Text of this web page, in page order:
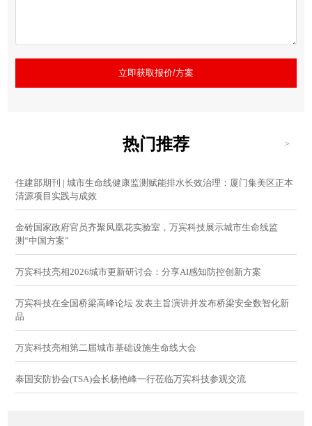
立即获取报价/方案
热门推荐 >
住建部期刊 | 城市生命线健康监测赋能排水长效治理：厦门集美区正本
清源项目实践与成效
金砖国家政府官员齐聚凤凰花实验室，万宾科技展示城市生命线监
测“中国方案”
万宾科技亮相2026城市更新研讨会：分享AI感知防控创新方案
万宾科技在全国桥梁高峰论坛 发表主旨演讲并发布桥梁安全数智化新
品
万宾科技亮相第二届城市基础设施生命线大会
泰国安防协会(TSA)会长杨艳峰一行莅临万宾科技参观交流